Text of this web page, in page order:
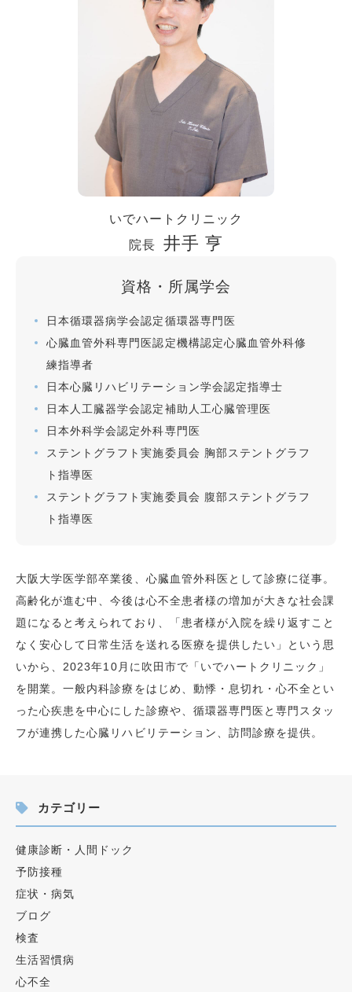
いでハートクリニック
院長
井手 亨
資格・所属学会
日本循環器病学会認定循環器専門医
心臓血管外科専門医認定機構認定心臓血管外科修
練指導者
日本心臓リハビリテーション学会認定指導士
日本人工臓器学会認定補助人工心臓管理医
日本外科学会認定外科専門医
ステントグラフト実施委員会 胸部ステントグラフ
ト指導医
ステントグラフト実施委員会 腹部ステントグラフ
ト指導医
大阪大学医学部卒業後、心臓血管外科医として診療に従事。
高齢化が進む中、今後は心不全患者様の増加が大きな社会課
題になると考えられており、「患者様が入院を繰り返すこと
なく安心して日常生活を送れる医療を提供したい」という思
いから、2023年10月に吹田市で「いでハートクリニック」
を開業。一般内科診療をはじめ、動悸・息切れ・心不全とい
った心疾患を中心にした診療や、循環器専門医と専門スタッ
フが連携した心臓リハビリテーション、訪問診療を提供。
カテゴリー
健康診断・人間ドック
予防接種
症状・病気
ブログ
検査
生活習慣病
心不全